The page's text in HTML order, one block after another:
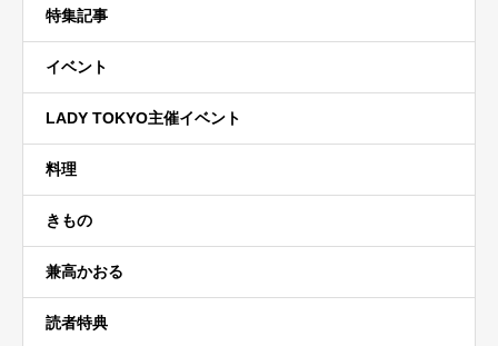
特集記事
イベント
LADY TOKYO主催イベント
料理
きもの
兼高かおる
読者特典